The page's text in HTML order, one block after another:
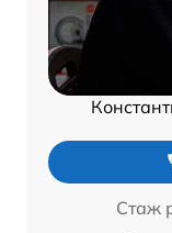
Стаж